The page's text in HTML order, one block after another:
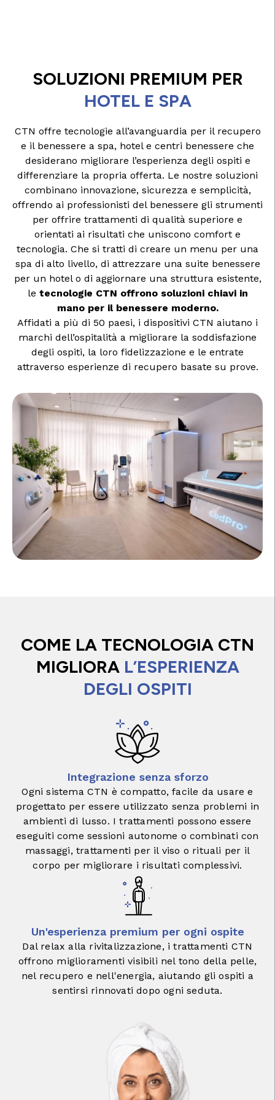
SOLUZIONI PREMIUM PER
HOTEL E SPA
CTN offre tecnologie all’avanguardia per il recupero
e il benessere a spa, hotel e centri benessere che
desiderano migliorare l’esperienza degli ospiti e
differenziare la propria offerta. Le nostre soluzioni
combinano innovazione, sicurezza e semplicità,
offrendo ai professionisti del benessere gli strumenti
per offrire trattamenti di qualità superiore e
orientati ai risultati che uniscono comfort e
tecnologia. Che si tratti di creare un menu per una
spa di alto livello, di attrezzare una suite benessere
per un hotel o di aggiornare una struttura esistente,
le tecnologie CTN offrono soluzioni chiavi in
mano per il benessere moderno.
Affidati a più di 50 paesi, i dispositivi CTN aiutano i
marchi dell’ospitalità a migliorare la soddisfazione
degli ospiti, la loro fidelizzazione e le entrate
attraverso esperienze di recupero basate su prove.
COME LA TECNOLOGIA CTN
MIGLIORA L’ESPERIENZA
DEGLI OSPITI
Integrazione senza sforzo
Ogni sistema CTN è compatto, facile da usare e
progettato per essere utilizzato senza problemi in
ambienti di lusso. I trattamenti possono essere
eseguiti come sessioni autonome o combinati con
massaggi, trattamenti per il viso o rituali per il
corpo per migliorare i risultati complessivi.
Un'esperienza premium per ogni ospite
Dal relax alla rivitalizzazione, i trattamenti CTN
offrono miglioramenti visibili nel tono della pelle,
nel recupero e nell'energia, aiutando gli ospiti a
sentirsi rinnovati dopo ogni seduta.